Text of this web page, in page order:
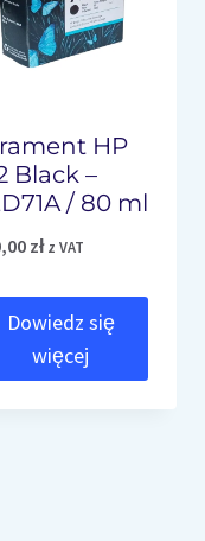
HP
Black –
/ 80 ml
zł z VAT
Dowiedz się
więcej